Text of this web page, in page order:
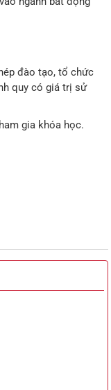
đào tạo, tổ chức
quy có giá trị sử
gia khóa học.